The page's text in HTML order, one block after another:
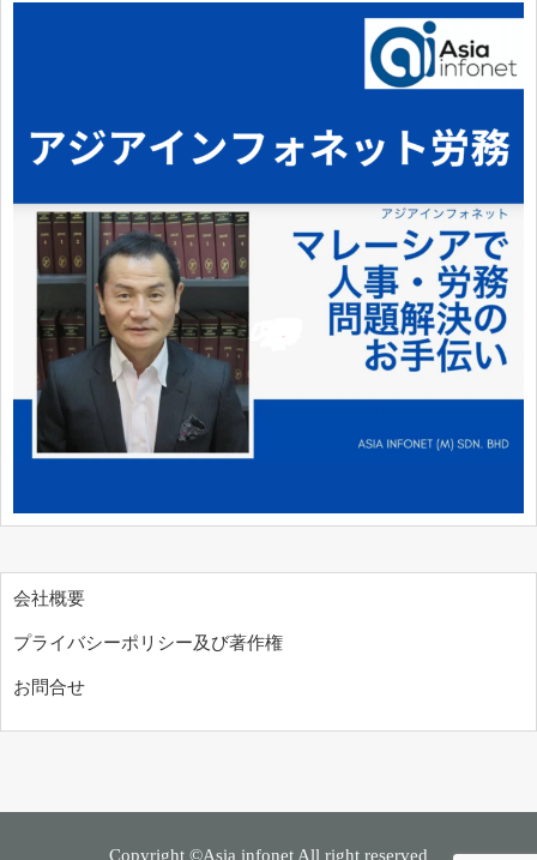
会社概要
プライバシーポリシー及び著作権
お問合せ
Copyright ©Asia infonet All right reserved